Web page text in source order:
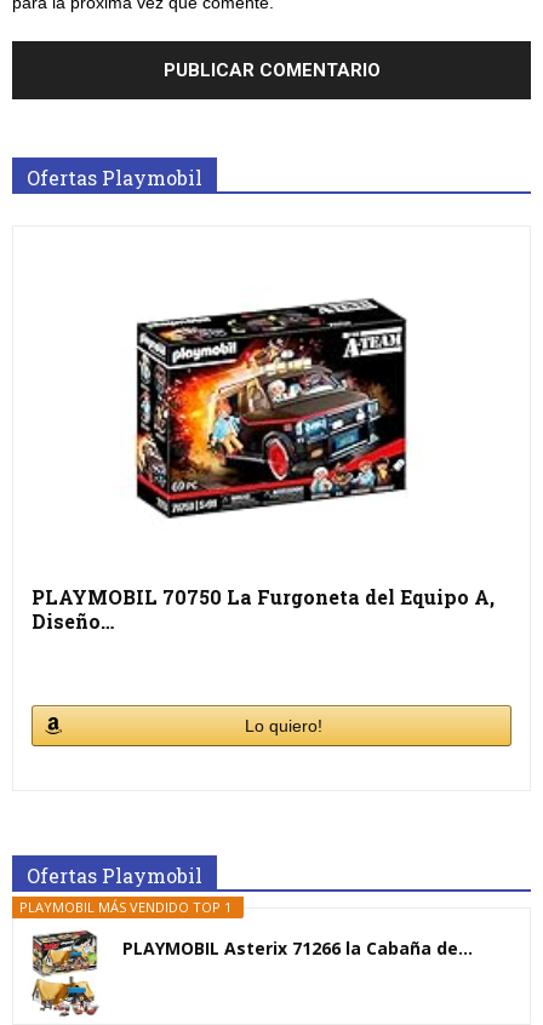
Ofertas Playmobil
PLAYMOBIL 70750 La Furgoneta del Equipo A,
Diseño…
Lo quiero!
Ofertas Playmobil
PLAYMOBIL MÁS VENDIDO TOP 1
PLAYMOBIL Asterix 71266 la Cabaña de...